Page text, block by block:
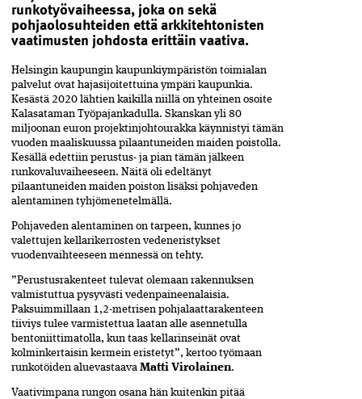
runkotyövaiheessa, joka on sekä
pohjaolosuhteiden että arkkitehtonisten
vaatimusten johdosta erittäin vaativa.
Helsingin kaupungin kaupunkiympäristön toimialan
palvelut ovat hajasijoitettuina ympäri kaupunkia.
Kesästä 2020 lähtien kaikilla niillä on yhteinen osoite
Kalasataman Työpajankadulla. Skanskan yli 80
miljoonan euron projektinjohtourakka käynnistyi tämän
vuoden maaliskuussa pilaantuneiden maiden poistolla.
Kesällä edettiin perustus- ja pian tämän jälkeen
runkovaluvaiheeseen. Näitä oli edeltänyt
pilaantuneiden maiden poiston lisäksi pohjaveden
alentaminen tyhjömenetelmällä.
Pohjaveden alentaminen on tarpeen, kunnes jo
valettujen kellarikerrosten vedeneristykset
vuodenvaihteeseen mennessä on tehty.
”Perustusrakenteet tulevat olemaan rakennuksen
valmistuttua pysyvästi vedenpaineenalaisia.
Paksuimmillaan 1,2-metrisen pohjalaattarakenteen
tiiviys tulee varmistettua laatan alle asennetulla
bentoniittimatolla, kun taas kellarinseinät ovat
kolminkertaisin kermein eristetyt”, kertoo työmaan
runkotöiden aluevastaava Matti Virolainen.
Vaativimpana rungon osana hän kuitenkin pitää